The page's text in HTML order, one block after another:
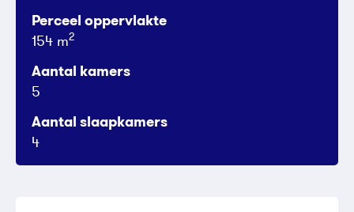
Perceel oppervlakte
154 m2
Aantal kamers
5
Aantal slaapkamers
4